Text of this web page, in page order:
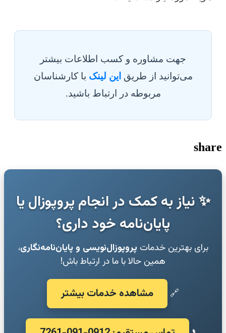
جهت مشاوره و کسب اطلاعات بیشتر
می‌توانید از طریق این لینک با کارشناسان
مربوطه در ارتباط باشید.
share
✨ نیاز به کمک در انجام پروپوزال یا
پایان‌نامه خود داری؟
برای بهترین خدمات پروپوزال‌نویسی و پایان‌نامه‌نگاری،
همین حالا با ما در ارتباط باش!
🔗 مشاهده خدمات بیشتر